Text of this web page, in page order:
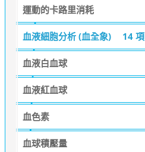
運動的卡路里消耗
血液細胞分析 (血全象) 14 項
血液白血球
血液紅血球
血色素
血球積壓量